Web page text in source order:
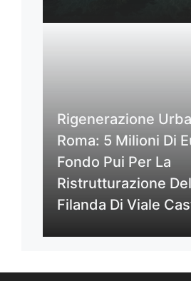
Rigenerazione
Roma: 5 Milioni Di
Fondo Pui Per La
Ristrutturazione
Filanda Di Viale